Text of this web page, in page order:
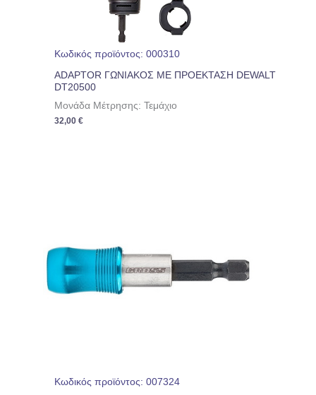
Κωδικός προϊόντος: 000310
ADAPTOR ΓΩΝΙΑΚΟΣ ΜΕ ΠΡΟΕΚΤΑΣΗ DEWALT
DT20500
Μονάδα Μέτρησης: Τεμάχιο
32,00€
Κωδικός προϊόντος: 007324